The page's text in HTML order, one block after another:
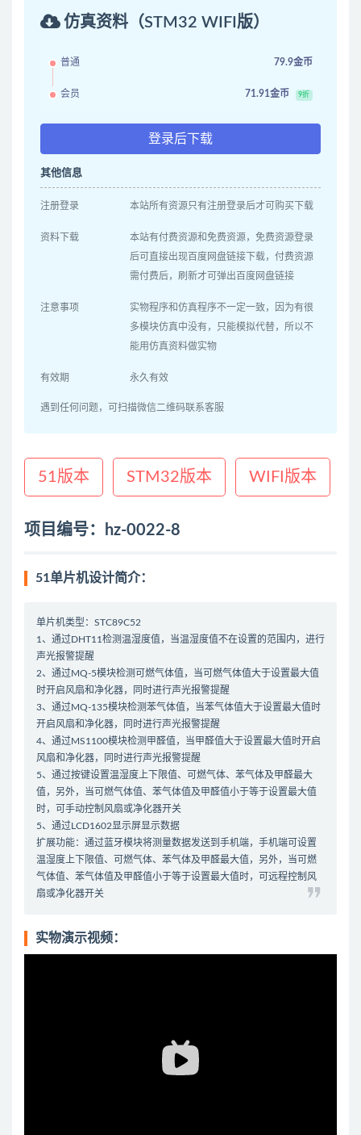
仿真资料（STM32 WIFI版）
普通 79.9金币
会员 71.91金币 9折
登录后下载
其他信息
注册登录 本站所有资源只有注册登录后才可购买下载
资料下载
本站有付费资源和免费资源，免费资源登录
后可直接出现百度网盘链接下载，付费资源
需付费后，刷新才可弹出百度网盘链接
注意事项
实物程序和仿真程序不一定一致，因为有很
多模块仿真中没有，只能模拟代替，所以不
能用仿真资料做实物
有效期 永久有效
遇到任何问题，可扫描微信二维码联系客服
51版本 STM32版本 WIFI版本
项目编号：hz-0022-8
51单片机设计简介：
单片机类型：STC89C52
1、通过DHT11检测温湿度值，当温湿度值不在设置的范围内，进行
声光报警提醒
2、通过MQ-5模块检测可燃气体值，当可燃气体值大于设置最大值
时开启风扇和净化器，同时进行声光报警提醒
3、通过MQ-135模块检测苯气体值，当苯气体值大于设置最大值时
开启风扇和净化器，同时进行声光报警提醒
4、通过MS1100模块检测甲醛值，当甲醛值大于设置最大值时开启
风扇和净化器，同时进行声光报警提醒
5、通过按键设置温湿度上下限值、可燃气体、苯气体及甲醛最大
值，另外，当可燃气体值、苯气体值及甲醛值小于等于设置最大值
时，可手动控制风扇或净化器开关
5、通过LCD1602显示屏显示数据
扩展功能：通过蓝牙模块将测量数据发送到手机端，手机端可设置
温湿度上下限值、可燃气体、苯气体及甲醛最大值，另外，当可燃
气体值、苯气体值及甲醛值小于等于设置最大值时，可远程控制风
扇或净化器开关
实物演示视频：